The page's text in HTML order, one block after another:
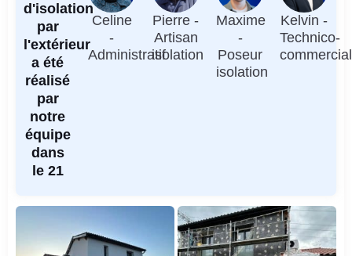
d'isolation
par
l'extérieur
a été
réalisé
par
notre
équipe
dans
le 21
Celine
-
Administratif
Pierre -
Artisan
isolation
Maxime
-
Poseur
isolation
Kelvin -
Technico-
commercial